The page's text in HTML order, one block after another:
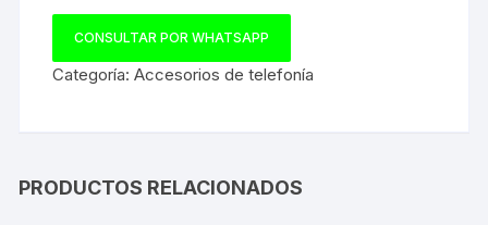
CONSULTAR POR WHATSAPP
Categoría:Accesorios de telefonía
PRODUCTOS RELACIONADOS